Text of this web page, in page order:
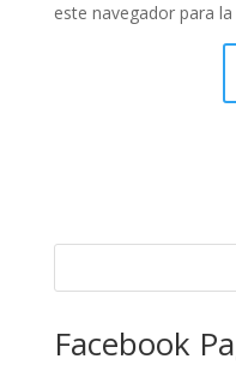
este navegador para
Facebook